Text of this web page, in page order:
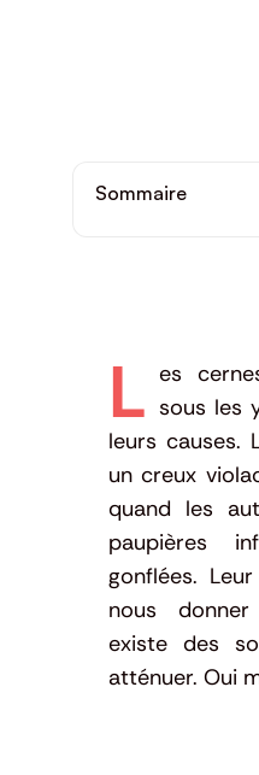
Sommaire
L es
sous les
leurs causes.
un creux
quand les
paupières
gonflées.
nous
existe des
atténuer. Oui